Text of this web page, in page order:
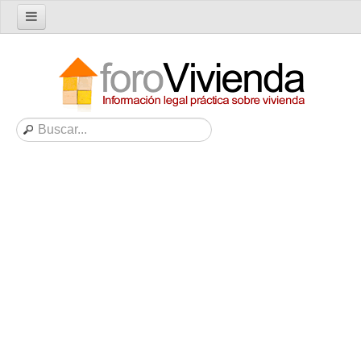
Nuevo tema
Buscar en el foro